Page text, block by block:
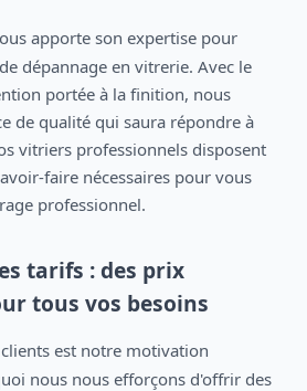
apporte son expertise pour
dépannage en vitrerie. Avec le
portée à la finition, nous
de qualité qui saura répondre à
vitriers professionnels disposent
faire nécessaires pour vous
professionnel.
tarifs : des prix
tous vos besoins
nous nous efforçons d'offrir des